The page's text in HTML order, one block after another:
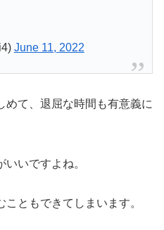
June 11, 2022
めて、退屈な時間も有意義に
いですよね。
ともできてしまいます。